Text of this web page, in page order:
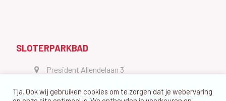
SLOTERPARKBAD
President Allendelaan 3
vragen@dedolfijn.com
Tja. Ook wij gebruiken cookies om te zorgen dat je webervaring